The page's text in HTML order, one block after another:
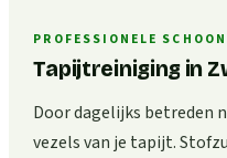
PROFESSIONELE
Tapijtreiniging in
Door dagelijks betreden
vezels van je tapijt.